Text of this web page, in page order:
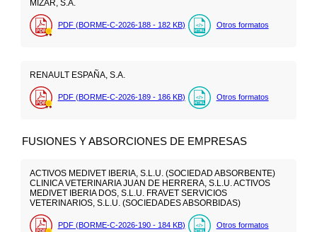
MIZAR, S.A.
PDF (BORME-C-2026-188 - 182 KB) Otros formatos
RENAULT ESPAÑA, S.A.
PDF (BORME-C-2026-189 - 186 KB) Otros formatos
FUSIONES Y ABSORCIONES DE EMPRESAS
ACTIVOS MEDIVET IBERIA, S.L.U. (SOCIEDAD ABSORBENTE)
CLINICA VETERINARIA JUAN DE HERRERA, S.L.U. ACTIVOS
MEDIVET IBERIA DOS, S.L.U. FRAVET SERVICIOS
VETERINARIOS, S.L.U. (SOCIEDADES ABSORBIDAS)
PDF (BORME-C-2026-190 - 184 KB) Otros formatos